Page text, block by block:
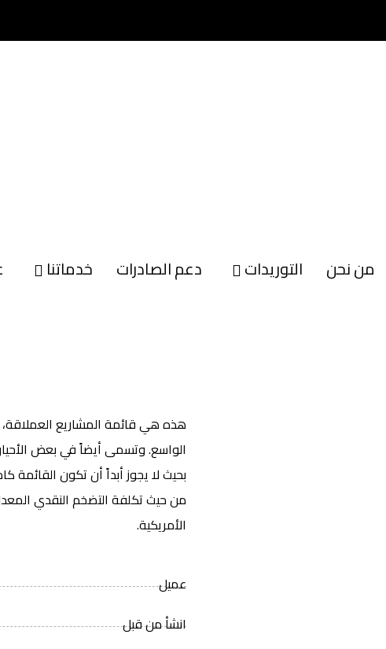
من نحن التوريدات دعم الصادرات خدماتنا
هذه هي قائمة المشاريع العملاقة،
الواسع. وتسمى أيضاً في بعض
بحيث لا يجوز أبداً أن تكون القائمة
من حيث تكلفة التضخم النقدي
الأمريكية.
عميل
انشأ من قبل